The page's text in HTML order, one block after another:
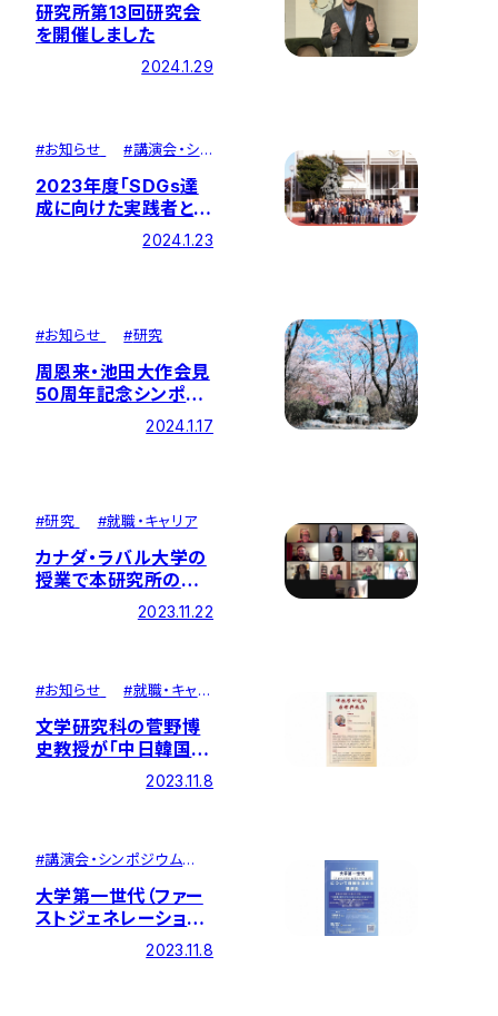
研究所第13回研究会
を開催しました
2024.1.29
#お知らせ #講演会・シ
2023年度「SDGs達
成に向けた実践者と学
生・教員の対話・ネッ
トワーキング会合」(創
2024.1.23
#お知らせ #研究
周恩来・池田大作会見
50周年記念シンポジ
ウムを開催します2024.1.17
#研究 #就職・キャリア
カナダ・ラバル大学の
授業で本研究所の所
員がオンライン講演
2023.11.22
#お知らせ #就職・キャリ
文学研究科の菅野博
史教授が「中日韓国際
仏教学術大会」で研究
発表。中国人民大学等
2023.11.8
#講演会・シンポジウム
大学第一世代（ファー
ストジェネレーショ
ン）について理解を深
める講演会が開催さ
2023.11.8